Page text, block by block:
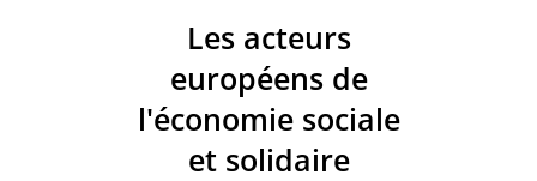
Les acteurs
européens de
l'économie sociale
et solidaire